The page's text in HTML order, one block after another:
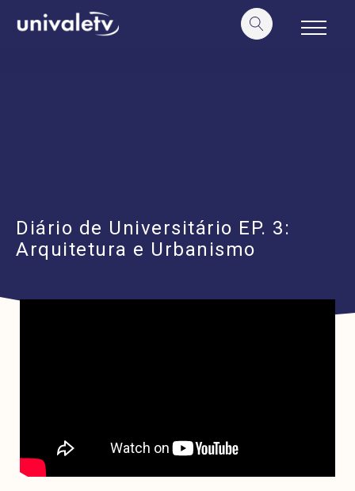
conteúdo
Diário de Universitário EP. 3:
Arquitetura e Urbanismo